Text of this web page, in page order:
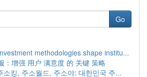
Go
methodologies shape institu...
：增强 用户 满意度 的 关键 策略
소킹, 주소월드, 주소야: 대한민국 주...